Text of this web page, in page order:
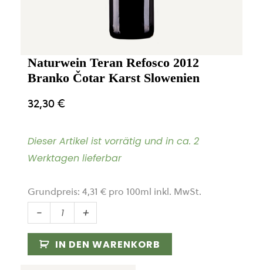
Naturwein Teran Refosco 2012
Branko Čotar Karst Slowenien
32,30€
Dieser Artikel ist vorrätig und in ca. 2
Werktagen lieferbar
Grundpreis: 4,31 € pro 100ml inkl. MwSt.
-
Naturwein
Teran
Refosco
+
IN DEN WARENKORB